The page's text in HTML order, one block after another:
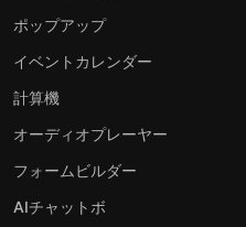
ポップアップ
イベントカレンダー
計算機
オーディオプレーヤー
フォームビルダー
AIチャットボ